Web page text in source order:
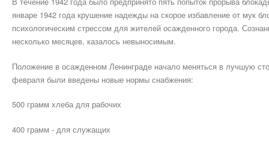
январе 1942 года крушение надежды на скорое избавление от мук
психологическим стрессом для жителей осажденного города.
несколько месяцев, казалось невыносимым.
Положение в осажденном Ленинграде начало меняться в лучшую
февраля были введены новые нормы снабжения:
500 грамм хлеба для рабочих
400 грамм - для служащих